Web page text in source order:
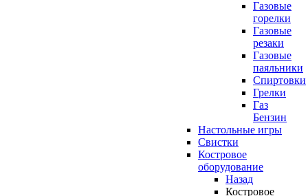
Газовые
горелки
Газовые
резаки
Газовые
паяльники
Спиртовки
Грелки
Газ
Бензин
Настольные игры
Свистки
Костровое
оборудование
Назад
Костровое